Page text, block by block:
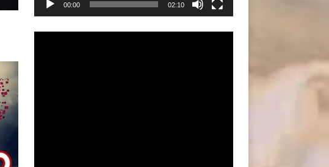
00:00 02:10